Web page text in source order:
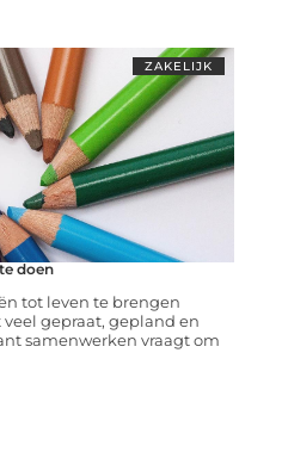
ZAKELIJK
doen
tot leven te brengen
gepraat, gepland en
samenwerken vraagt om